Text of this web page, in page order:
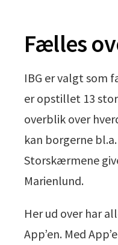
Fælles
IBG er valgt som
er opstillet 13
overblik over
kan borgerne
Storskærmene
Marienlund.
Her ud over har
App’en. Med